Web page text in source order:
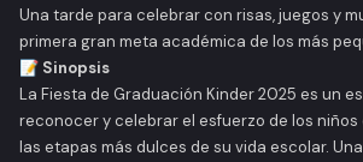
Una tarde para celebrar con risas, juegos y
primera gran meta académica de los más
📝 Sinopsis
La Fiesta de Graduación Kinder 2025 es un
reconocer y celebrar el esfuerzo de los
las etapas más dulces de su vida escolar.